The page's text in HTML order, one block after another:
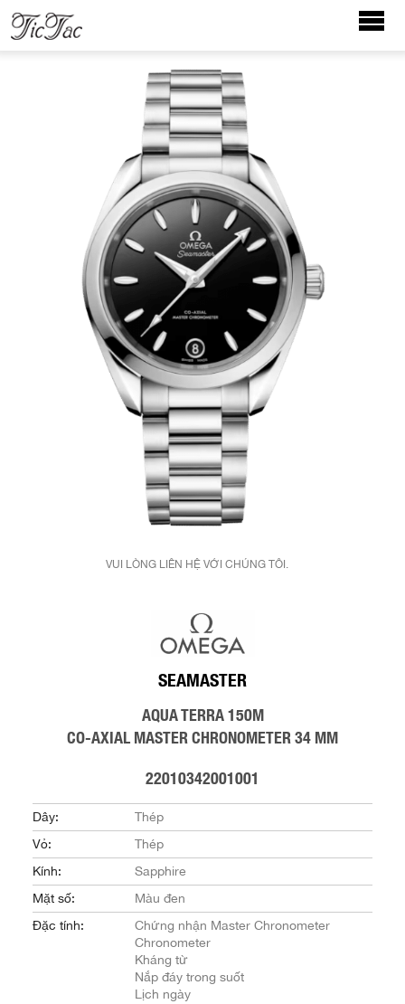
VUI LÒNG LIÊN HỆ VỚI CHÚNG TÔI.
SEAMASTER
AQUA TERRA 150M
CO‑AXIAL MASTER CHRONOMETER 34 MM
22010342001001
Dây:
Thép
Vỏ:
Thép
Kính:
Sapphire
Mặt số:
Màu đen
Đặc tính:
Chứng nhận Master Chronometer
Chronometer
Kháng từ
Nắp đáy trong suốt
Lịch ngày